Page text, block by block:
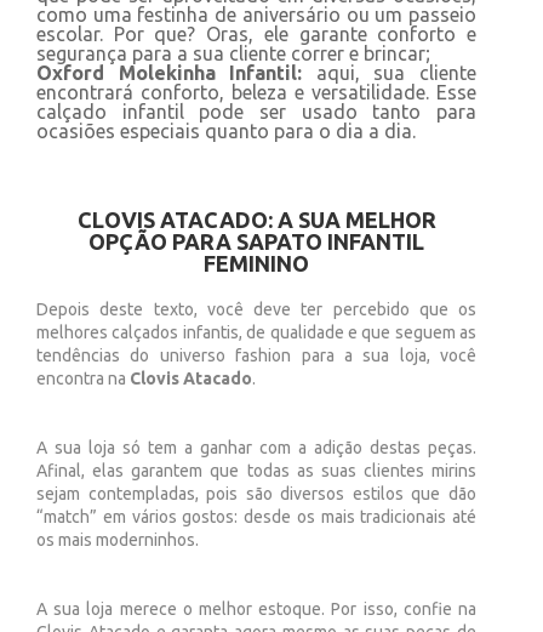
como uma festinha de aniversário ou um passeio
escolar. Por que? Oras, ele garante conforto e
segurança para a sua cliente correr e brincar;
Oxford Molekinha Infantil: aqui, sua cliente
encontrará conforto, beleza e versatilidade. Esse
calçado infantil pode ser usado tanto para
ocasiões especiais quanto para o dia a dia.
CLOVIS ATACADO: A SUA MELHOR
OPÇÃO PARA SAPATO INFANTIL
FEMININO
Depois deste texto, você deve ter percebido que os
melhores calçados infantis, de qualidade e que seguem as
tendências do universo fashion para a sua loja, você
encontra na Clovis Atacado.
A sua loja só tem a ganhar com a adição destas peças.
Afinal, elas garantem que todas as suas clientes mirins
sejam contempladas, pois são diversos estilos que dão
“match” em vários gostos: desde os mais tradicionais até
os mais moderninhos.
A sua loja merece o melhor estoque. Por isso, confie na